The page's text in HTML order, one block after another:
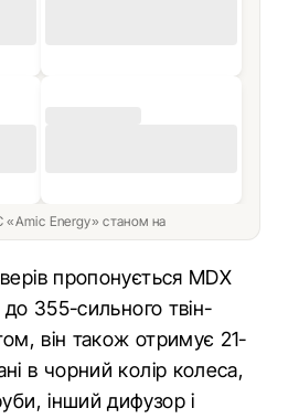
«Amic Energy» станом на
пропонується MDX
355-сильного твін-
він також отримує 21-
в чорний колір колеса,
інший дифузор і